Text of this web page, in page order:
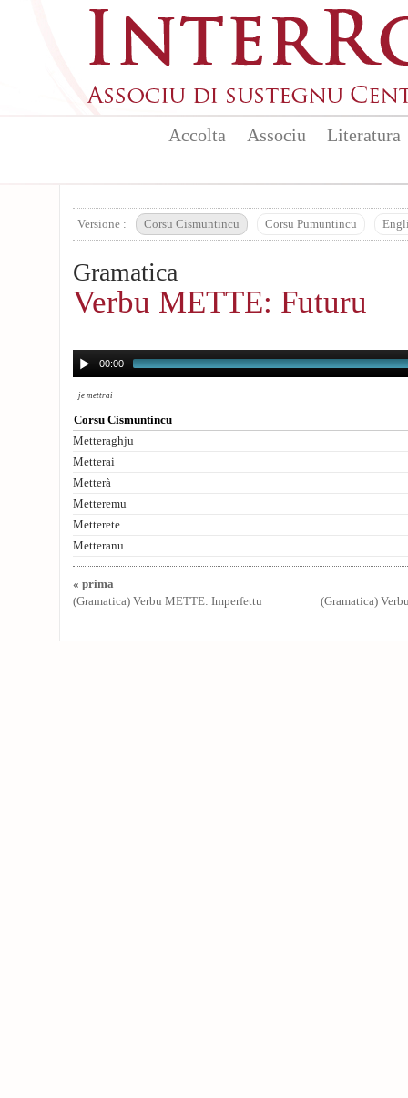
Accolta Associu Literatura
Versione : Corsu Cismuntincu Corsu Pumuntincu
Gramatica
Verbu METTE: Futuru
00:00
je mettrai
Corsu Cismuntincu
Metteraghju
Metterai
Metterà
Metteremu
Metterete
Metteranu
« prima
(Gramatica) Verbu METTE: Imperfettu
(Gramatica)